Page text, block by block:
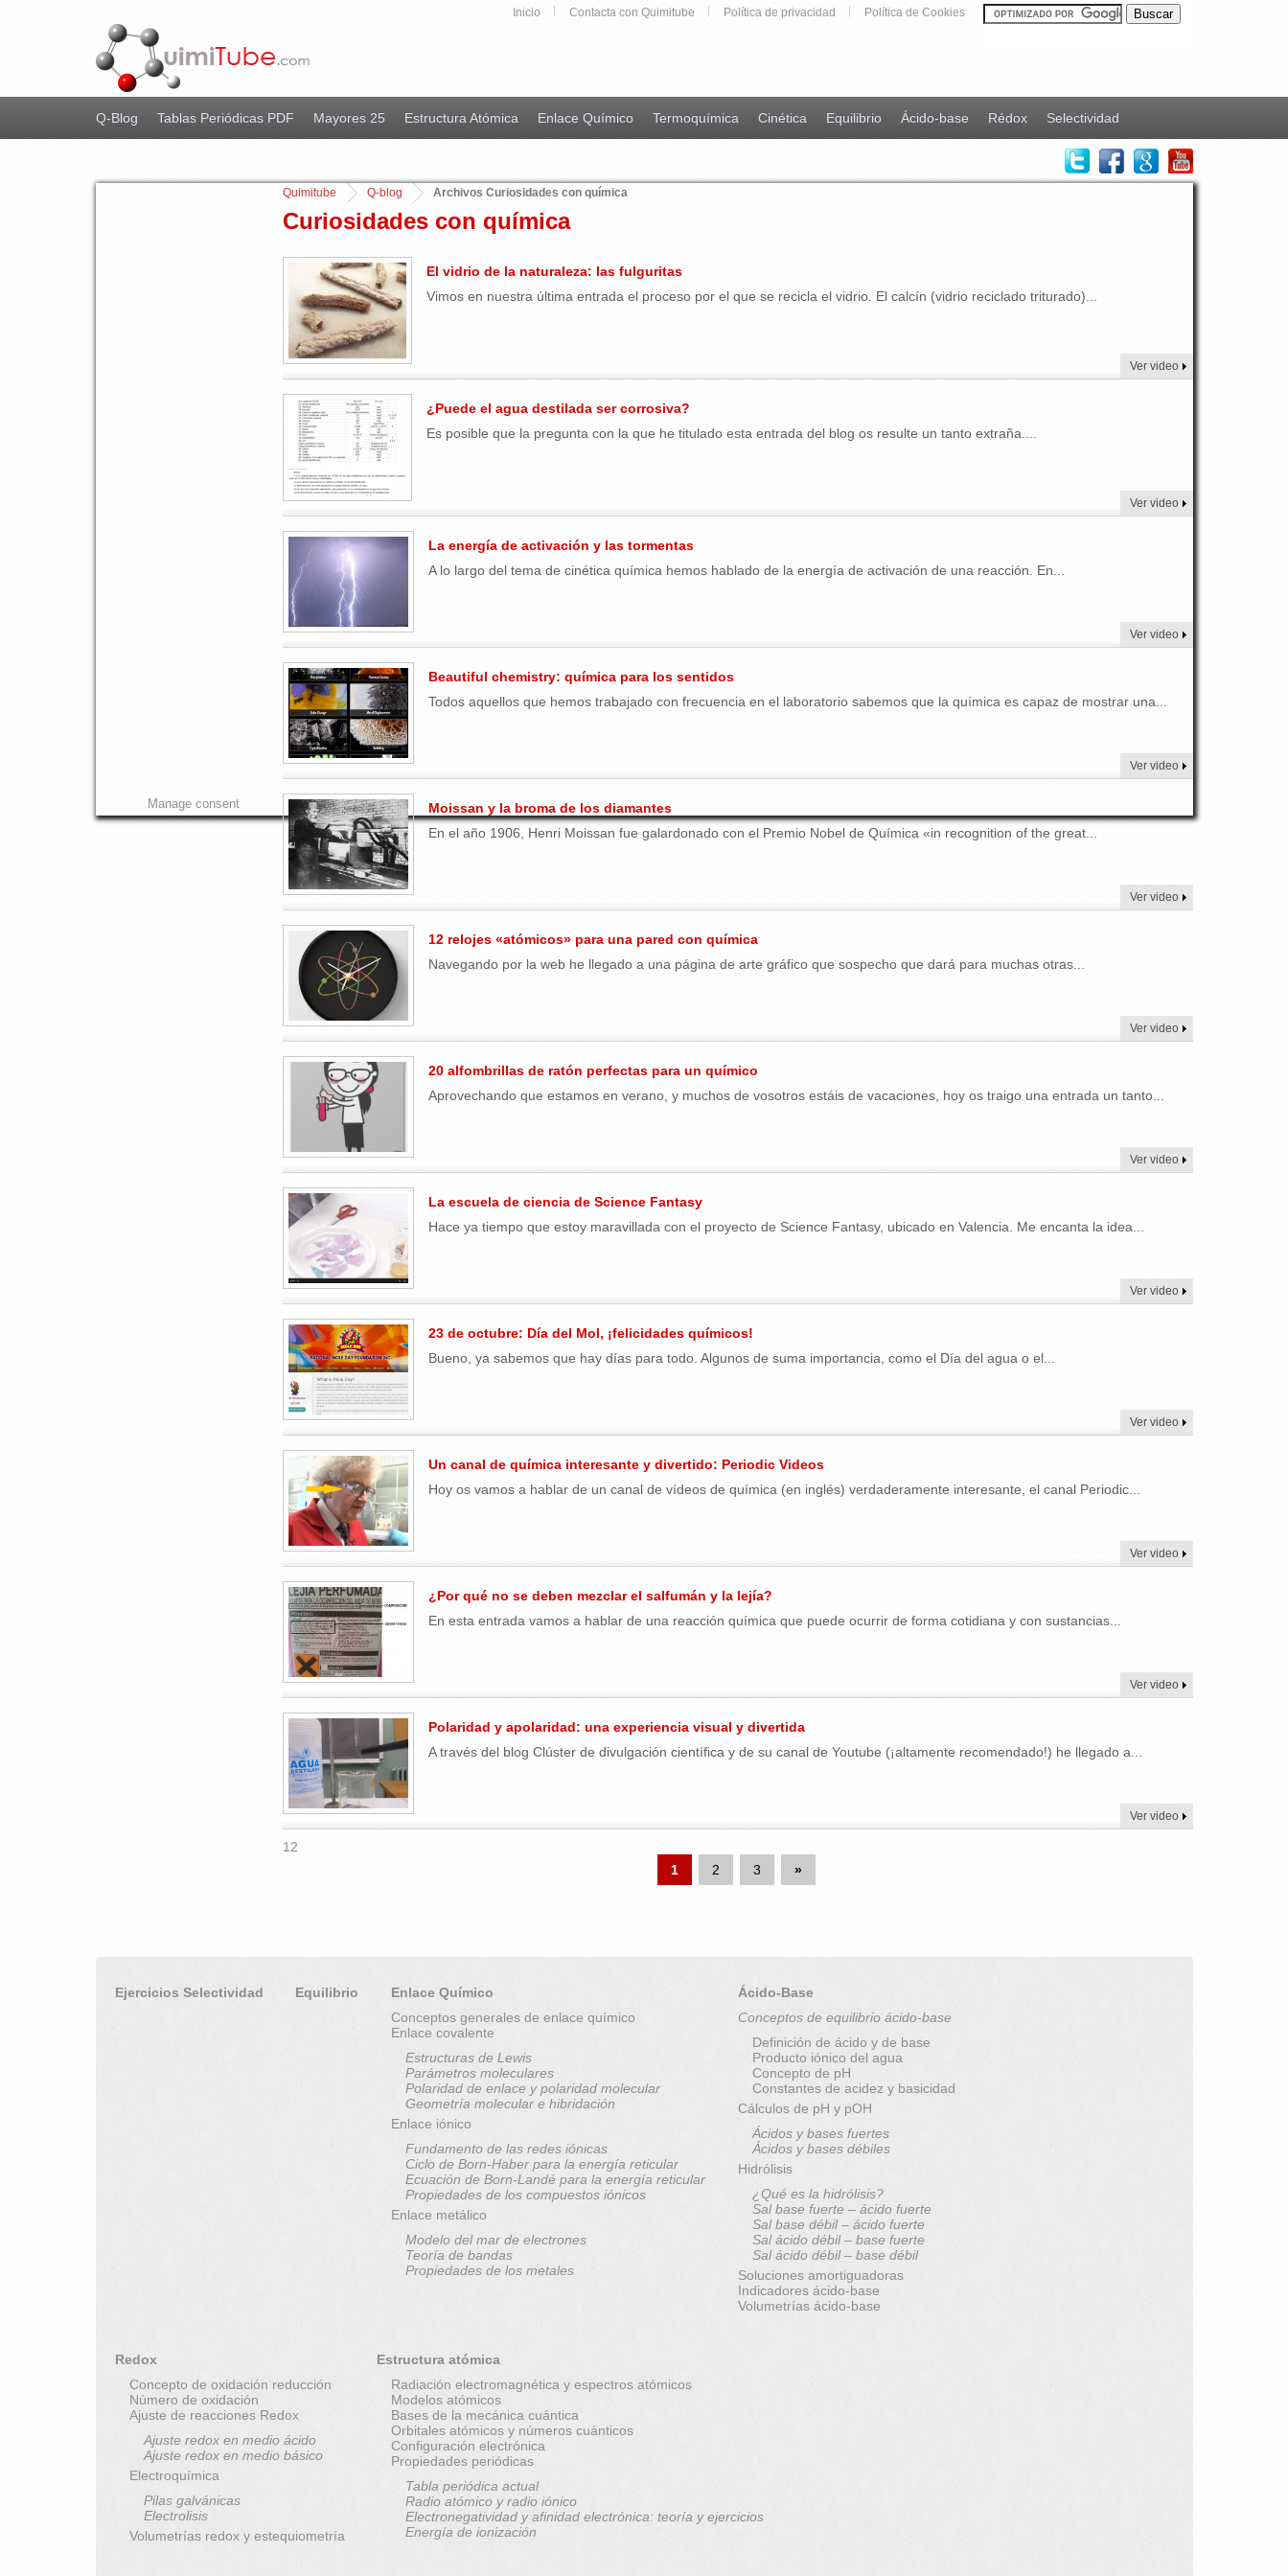
Inicio Contacta con Quimitube Política de privacidad Política de Cookies
Q-Blog Tablas Periódicas PDF Mayores 25 Estructura Atómica Enlace Químico Termoquímica Cinética Equilibrio Ácido-base Rédox Selectividad
Quimitube Q-blog Archivos Curiosidades con química
Curiosidades con química
El vidrio de la naturaleza: las fulguritas
Vimos en nuestra última entrada el proceso por el que se recicla el vidrio. El calcín (vidrio reciclado triturado)...
Ver video
¿Puede el agua destilada ser corrosiva?
Es posible que la pregunta con la que he titulado esta entrada del blog os resulte un tanto extraña....
Ver video
La energía de activación y las tormentas
A lo largo del tema de cinética química hemos hablado de la energía de activación de una reacción. En...
Ver video
Beautiful chemistry: química para los sentidos
Todos aquellos que hemos trabajado con frecuencia en el laboratorio sabemos que la química es capaz de mostrar una...
Ver video
Moissan y la broma de los diamantes
En el año 1906, Henri Moissan fue galardonado con el Premio Nobel de Química «in recognition of the great...
Ver video
12 relojes «atómicos» para una pared con química
Navegando por la web he llegado a una página de arte gráfico que sospecho que dará para muchas otras...
Ver video
20 alfombrillas de ratón perfectas para un químico
Aprovechando que estamos en verano, y muchos de vosotros estáis de vacaciones, hoy os traigo una entrada un tanto...
Ver video
La escuela de ciencia de Science Fantasy
Hace ya tiempo que estoy maravillada con el proyecto de Science Fantasy, ubicado en Valencia. Me encanta la idea...
Ver video
23 de octubre: Día del Mol, ¡felicidades químicos!
Bueno, ya sabemos que hay días para todo. Algunos de suma importancia, como el Día del agua o el...
Ver video
Un canal de química interesante y divertido: Periodic Videos
Hoy os vamos a hablar de un canal de vídeos de química (en inglés) verdaderamente interesante, el canal Periodic...
Ver video
¿Por qué no se deben mezclar el salfumán y la lejía?
En esta entrada vamos a hablar de una reacción química que puede ocurrir de forma cotidiana y con sustancias...
Ver video
Polaridad y apolaridad: una experiencia visual y divertida
A través del blog Clúster de divulgación científica y de su canal de Youtube (¡altamente recomendado!) he llegado a...
Ver video
12
1
2 3 »
Ejercicios Selectividad Equilibrio
Enlace Químico
Conceptos generales de enlace químico
Enlace covalente
Estructuras de Lewis
Parámetros moleculares
Polaridad de enlace y polaridad molecular
Geometría molecular e hibridación
Enlace iónico
Fundamento de las redes iónicas
Ciclo de Born-Haber para la energía reticular
Ecuación de Born-Landé para la energía reticular
Propiedades de los compuestos iónicos
Enlace metálico
Modelo del mar de electrones
Teoría de bandas
Propiedades de los metales
Ácido-Base
Conceptos de equilibrio ácido-base
Definición de ácido y de base
Producto iónico del agua
Concepto de pH
Constantes de acidez y basicidad
Cálculos de pH y pOH
Ácidos y bases fuertes
Ácidos y bases débiles
Hidrólisis
¿Qué es la hidrólisis?
Sal base fuerte – ácido fuerte
Sal base débil – ácido fuerte
Sal ácido débil – base fuerte
Sal ácido débil – base débil
Soluciones amortiguadoras
Indicadores ácido-base
Volumetrías ácido-base
Redox
Concepto de oxidación reducción
Número de oxidación
Ajuste de reacciones Redox
Ajuste redox en medio ácido
Ajuste redox en medio básico
Electroquímica
Pilas galvánicas
Electrolisis
Volumetrías redox y estequiometría
Estructura atómica
Radiación electromagnética y espectros atómicos
Modelos atómicos
Bases de la mecánica cuántica
Orbitales atómicos y números cuánticos
Configuración electrónica
Propiedades periódicas
Tabla periódica actual
Radio atómico y radio iónico
Electronegatividad y afinidad electrónica: teoría y ejercicios
Energía de ionización
Manage consent